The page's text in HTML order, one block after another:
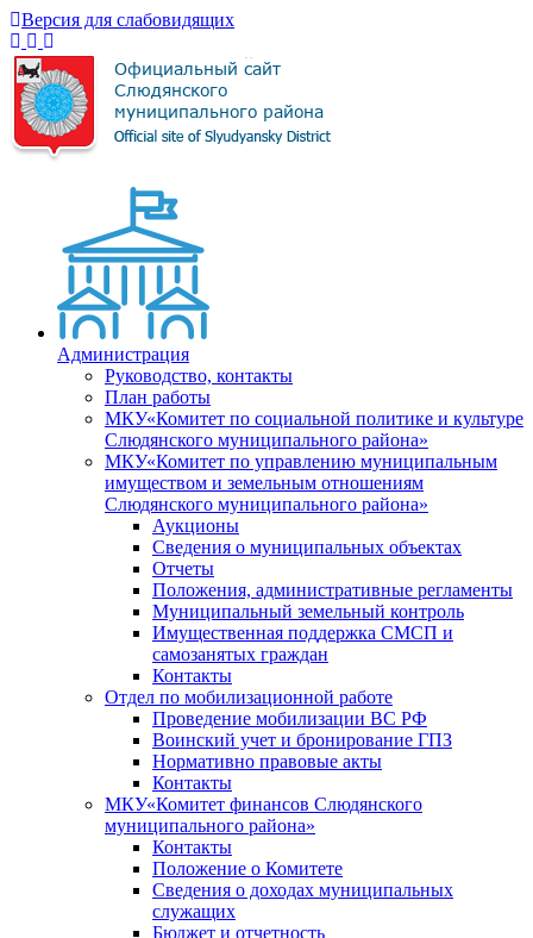
Версия для слабовидящих
Администрация
Руководство, контакты
План работы
МКУ«Комитет по социальной политике и культуре
Слюдянского муниципального района»
МКУ«Комитет по управлению муниципальным
имуществом и земельным отношениям
Слюдянского муниципального района»
Аукционы
Сведения о муниципальных объектах
Отчеты
Положения, административные регламенты
Муниципальный земельный контроль
Имущественная поддержка СМСП и
самозанятых граждан
Контакты
Отдел по мобилизационной работе
Проведение мобилизации ВС РФ
Воинский учет и бронирование ГПЗ
Нормативно правовые акты
Контакты
МКУ«Комитет финансов Слюдянского
муниципального района»
Контакты
Положение о Комитете
Сведения о доходах муниципальных
служащих
Бюджет и отчетность